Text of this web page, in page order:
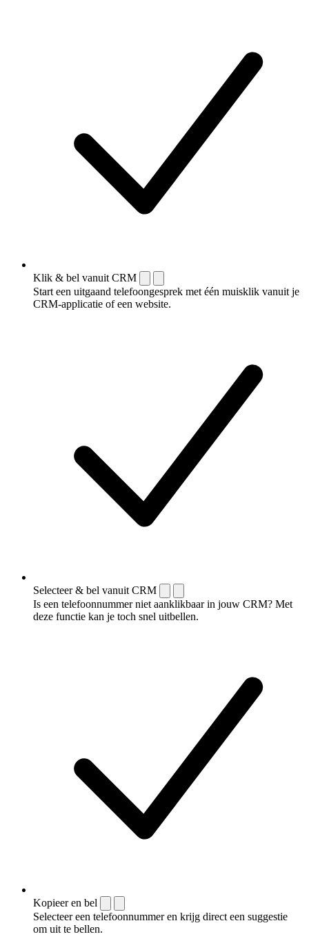
Klik & bel vanuit CRM
Start een uitgaand telefoongesprek met één muisklik vanuit je
CRM-applicatie of een website.
Selecteer & bel vanuit CRM
Is een telefoonnummer niet aanklikbaar in jouw CRM? Met
deze functie kan je toch snel uitbellen.
Kopieer en bel
Selecteer een telefoonnummer en krijg direct een suggestie
om uit te bellen.